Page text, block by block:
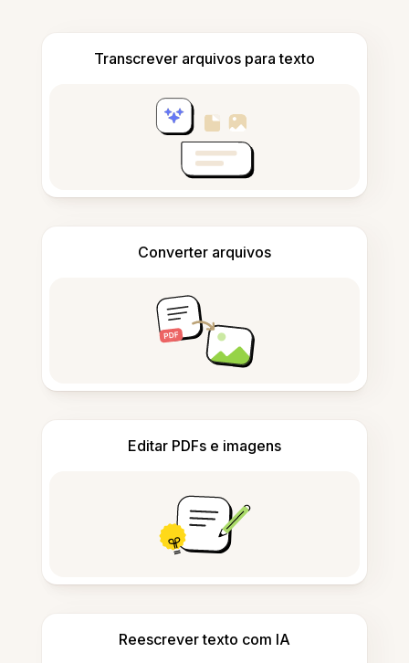
Transcrever arquivos para texto
Converter arquivos
Editar PDFs e imagens
Reescrever texto com IA